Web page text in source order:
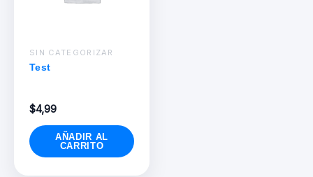
SIN CATEGORIZAR
Test
$4,99
AÑADIR AL
CARRITO